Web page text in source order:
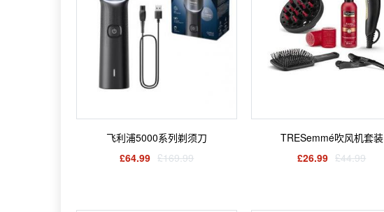
飞利浦5000系列剃须刀
£64.99 £169.99
TRESemmé吹风机套装
£26.99 £44.99